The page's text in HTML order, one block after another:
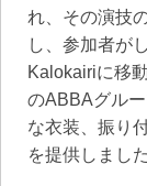
れ、その演技
し、参加者が
Kalokairiに移
のABBAグル
な衣装、振り
を提供しまし